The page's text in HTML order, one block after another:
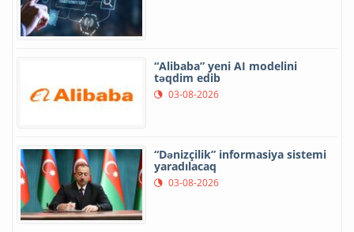
“Alibaba” yeni AI modelini
təqdim edib
03-08-2026
“Dənizçilik” informasiya sistemi
yaradılacaq
03-08-2026